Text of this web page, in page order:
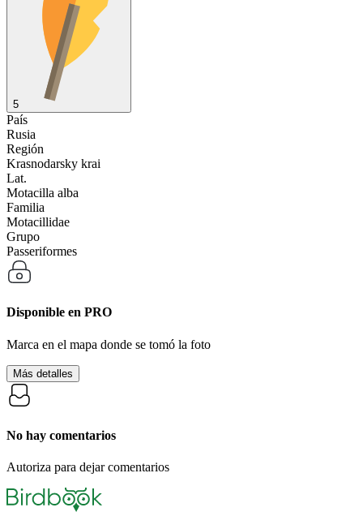
5
País
Rusia
Región
Krasnodarsky krai
Lat.
Motacilla alba
Familia
Motacillidae
Grupo
Passeriformes
Disponible en PRO
Marca en el mapa donde se tomó la foto
Más detalles
No hay comentarios
Autoriza para dejar comentarios